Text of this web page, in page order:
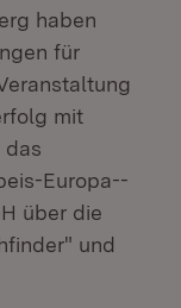
haben
für
mit
das
Europa--
über die
und